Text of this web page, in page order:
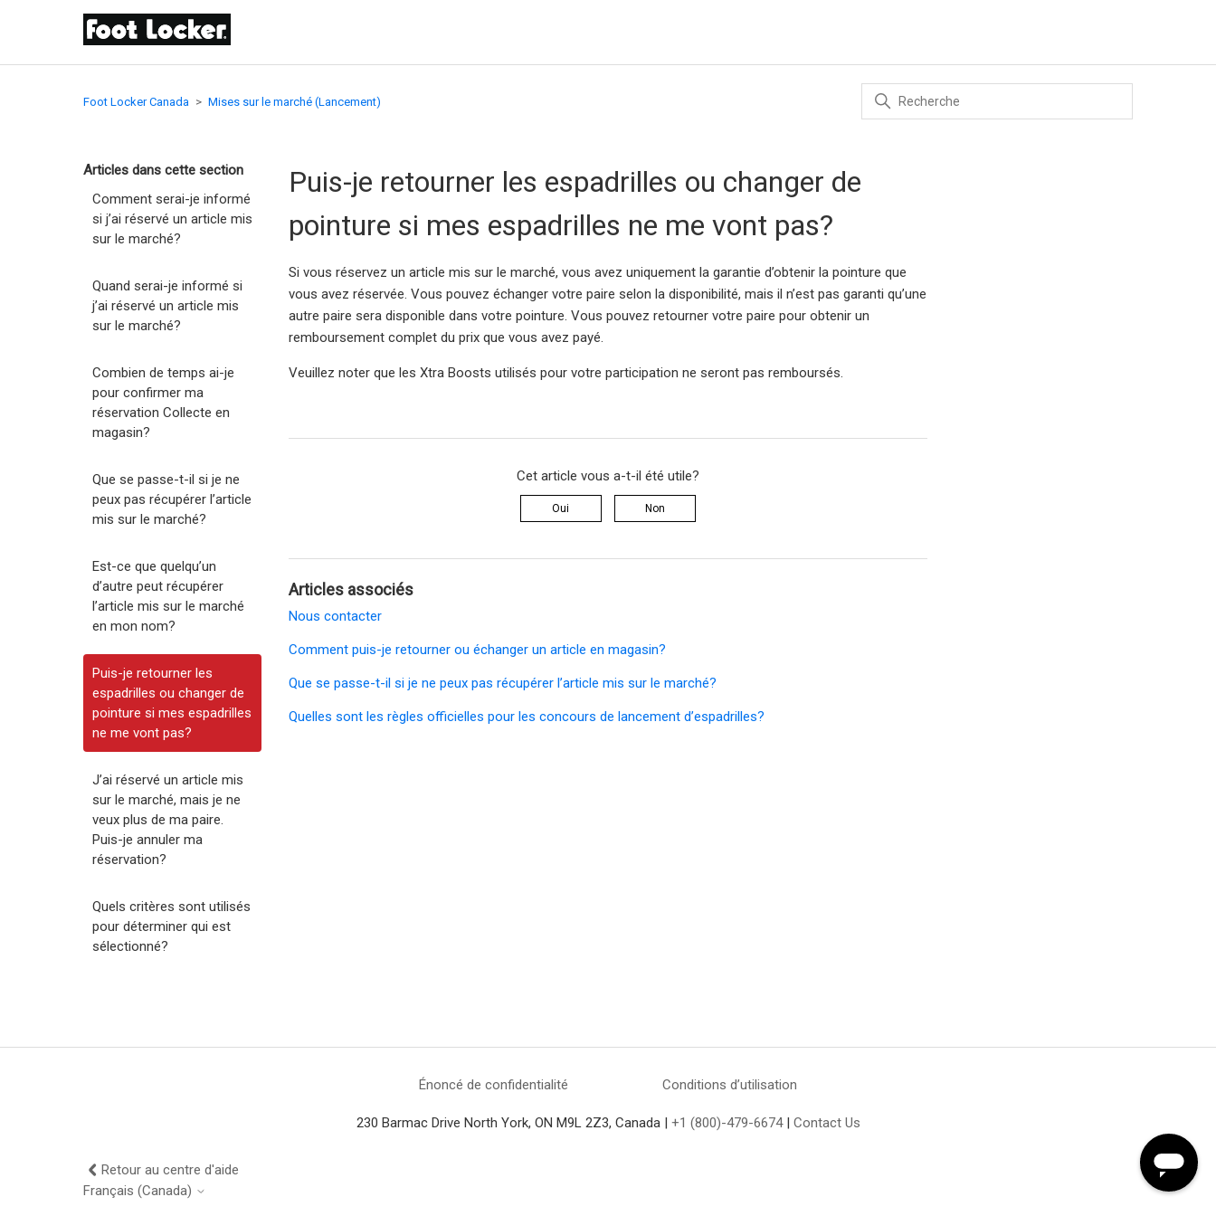
Foot Locker Canada Mises sur le marché (Lancement)
Articles dans cette section
Comment serai-je informé
si j’ai réservé un article mis
sur le marché?
Quand serai-je informé si
j’ai réservé un article mis
sur le marché?
Combien de temps ai-je
pour confirmer ma
réservation Collecte en
magasin?
Que se passe-t-il si je ne
peux pas récupérer l’article
mis sur le marché?
Est-ce que quelqu’un
d’autre peut récupérer
l’article mis sur le marché
en mon nom?
Puis-je retourner les
espadrilles ou changer de
pointure si mes espadrilles
ne me vont pas?
J’ai réservé un article mis
sur le marché, mais je ne
veux plus de ma paire.
Puis-je annuler ma
réservation?
Quels critères sont utilisés
pour déterminer qui est
sélectionné?
Puis-je retourner les espadrilles ou changer de
pointure si mes espadrilles ne me vont pas?
Si vous réservez un article mis sur le marché, vous avez uniquement la garantie d’obtenir la pointure que
vous avez réservée. Vous pouvez échanger votre paire selon la disponibilité, mais il n’est pas garanti qu’une
autre paire sera disponible dans votre pointure. Vous pouvez retourner votre paire pour obtenir un
remboursement complet du prix que vous avez payé.
Veuillez noter que les Xtra Boosts utilisés pour votre participation ne seront pas remboursés.
Cet article vous a-t-il été utile?
Oui Non
Articles associés
Nous contacter
Comment puis-je retourner ou échanger un article en magasin?
Que se passe-t-il si je ne peux pas récupérer l’article mis sur le marché?
Quelles sont les règles officielles pour les concours de lancement d’espadrilles?
Énoncé de confidentialité Conditions d’utilisation
230 Barmac Drive North York, ON M9L 2Z3, Canada | +1 (800)-479-6674| Contact Us
Retour au centre d'aide
Français (Canada)